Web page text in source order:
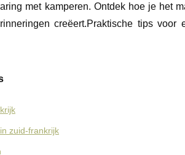
met kamperen. Ontdek hoe je het
creëert.Praktische tips voor
zuid-frankrijk